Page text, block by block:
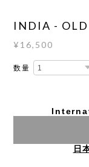
INDIA -
¥16,500
数量
日